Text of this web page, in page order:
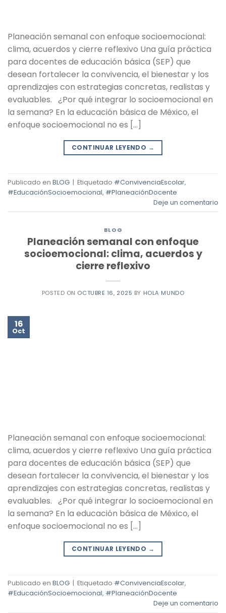
Planeación semanal con enfoque socioemocional:
clima, acuerdos y cierre reflexivo Una guía práctica
para docentes de educación básica (SEP) que
desean fortalecer la convivencia, el bienestar y los
aprendizajes con estrategias concretas, realistas y
evaluables. ¿Por qué integrar lo socioemocional en
la semana? En la educación básica de México, el
enfoque socioemocional no es […]
CONTINUAR LEYENDO →
Publicado en BLOG | Etiquetado #ConvivenciaEscolar,
#EducaciónSocioemocional, #PlaneaciónDocente
Deje un comentario
BLOG
Planeación semanal con enfoque
socioemocional: clima, acuerdos y
cierre reflexivo
POSTED ON OCTUBRE 16, 2025 BY HOLA MUNDO
16
Oct
Planeación semanal con enfoque socioemocional:
clima, acuerdos y cierre reflexivo Una guía práctica
para docentes de educación básica (SEP) que
desean fortalecer la convivencia, el bienestar y los
aprendizajes con estrategias concretas, realistas y
evaluables. ¿Por qué integrar lo socioemocional en
la semana? En la educación básica de México, el
enfoque socioemocional no es […]
CONTINUAR LEYENDO →
Publicado en BLOG | Etiquetado #ConvivenciaEscolar,
#EducaciónSocioemocional, #PlaneaciónDocente
Deje un comentario